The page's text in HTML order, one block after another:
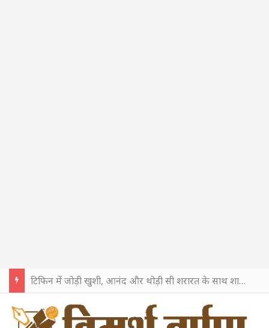
टिफिन में जोड़ी खुशी, आनंद और थोड़ी सी शरारत के साथ शाहरुख खान ने टिफिन बॉक्स को दी हैप्पी एंडिंग